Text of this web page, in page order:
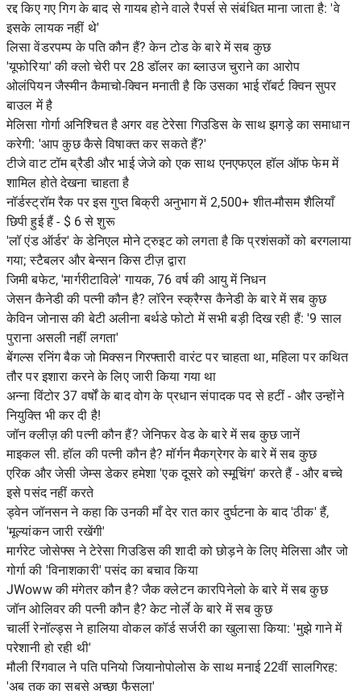
रद्द किए गए गिग के बाद से गायब होने वाले रैपर्स से संबंधित माना जाता है: 'वे
इसके लायक नहीं थे'
लिसा वेंडरपम्प के पति कौन हैं? केन टोड के बारे में सब कुछ
'यूफोरिया' की क्लो चेरी पर 28 डॉलर का ब्लाउज चुराने का आरोप
ओलंपियन जैस्मीन कैमाचो-क्विन मनाती है कि उसका भाई रॉबर्ट क्विन सुपर
बाउल में है
मेलिसा गोर्गा अनिश्चित है अगर वह टेरेसा गिउडिस के साथ झगड़े का समाधान
करेगी: 'आप कुछ कैसे विषाक्त कर सकते हैं?'
टीजे वाट टॉम ब्रैडी और भाई जेजे को एक साथ एनएफएल हॉल ऑफ फेम में
शामिल होते देखना चाहता है
नॉर्डस्ट्रॉम रैक पर इस गुप्त बिक्री अनुभाग में 2,500+ शीत-मौसम शैलियाँ
छिपी हुई हैं - $ 6 से शुरू
'लॉ एंड ऑर्डर' के डेनिएल मोने ट्रुइट को लगता है कि प्रशंसकों को बरगलाया
गया; स्टैबलर और बेन्सन किस टीज़ द्वारा
जिमी बफेट, 'मार्गरीटाविले' गायक, 76 वर्ष की आयु में निधन
जेसन कैनेडी की पत्नी कौन है? लॉरेन स्क्रैग्स कैनेडी के बारे में सब कुछ
केविन जोनास की बेटी अलीना बर्थडे फोटो में सभी बड़ी दिख रही हैं: '9 साल
पुराना असली नहीं लगता'
बेंगल्स रनिंग बैक जो मिक्सन गिरफ्तारी वारंट पर चाहता था, महिला पर कथित
तौर पर इशारा करने के लिए जारी किया गया था
अन्ना विंटोर 37 वर्षों के बाद वोग के प्रधान संपादक पद से हटीं - और उन्होंने
नियुक्ति भी कर दी है!
जॉन क्लीज़ की पत्नी कौन हैं? जेनिफर वेड के बारे में सब कुछ जानें
माइकल सी. हॉल की पत्नी कौन है? मॉर्गन मैकग्रेगर के बारे में सब कुछ
एरिक और जेसी जेम्स डेकर हमेशा 'एक दूसरे को स्मूचिंग' करते हैं - और बच्चे
इसे पसंद नहीं करते
ड्वेन जॉनसन ने कहा कि उनकी माँ देर रात कार दुर्घटना के बाद 'ठीक' हैं,
'मूल्यांकन जारी रखेंगी'
मार्गरेट जोसेफ्स ने टेरेसा गिउडिस की शादी को छोड़ने के लिए मेलिसा और जो
गोर्गा की 'विनाशकारी' पसंद का बचाव किया
JWoww की मंगेतर कौन है? जैक क्लेटन कारपिनेलो के बारे में सब कुछ
जॉन ओलिवर की पत्नी कौन है? केट नोर्ले के बारे में सब कुछ
चार्ली रेनॉल्ड्स ने हालिया वोकल कॉर्ड सर्जरी का खुलासा किया: 'मुझे गाने में
परेशानी हो रही थी'
मौली रिंगवाल ने पति पनियो जियानोपोलोस के साथ मनाई 22वीं सालगिरह:
'अब तक का सबसे अच्छा फैसला'